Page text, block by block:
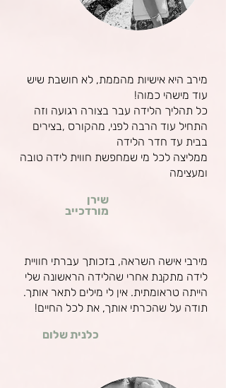
מירב היא אישיות מהממת, לא חושבת שיש
עוד מישהי כמוה!
כל תהליך הלידה עבר בצורה רגועה וזה
התחיל עוד הרבה לפני, מהקורס ,בצירים
בבית עד חדר הלידה
ממליצה לכל מי שמחפשת חווית לידה טובה
ומעצימה
שירן
מורדכייב
מירבי אישה השראה, בזכותך עברתי חוויית
לידה מתקנת אחרי שהלידה הראשונה שלי
הייתה טראומתית. אין לי מילים לתאר אותך.
תודה על שהכרתי אותך, את לכל החיים!
כלנית שלום